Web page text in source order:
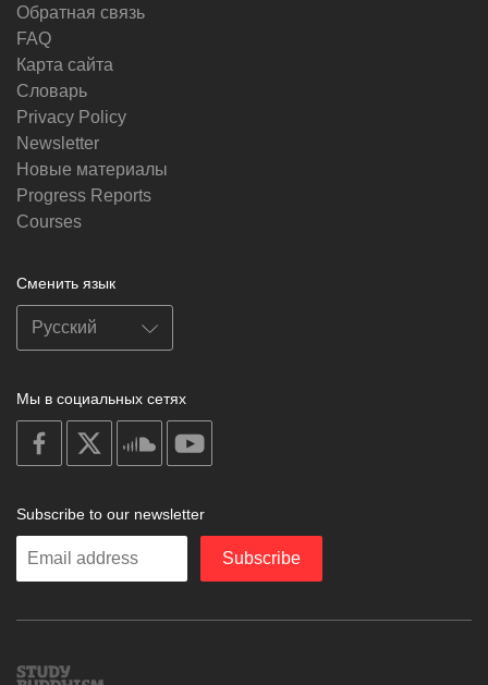
Обратная связь
FAQ
Карта сайта
Словарь
Privacy Policy
Newsletter
Новые материалы
Progress Reports
Courses
Сменить язык
Мы в социальных сетях
on
facebook
soundcloud
Subscribe to our newsletter
Enter
Subscribe
Study